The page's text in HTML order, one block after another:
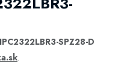
SPZ28-D
.